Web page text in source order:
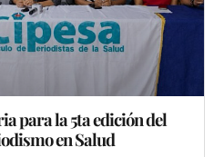
para la 5ta edición del
en Salud